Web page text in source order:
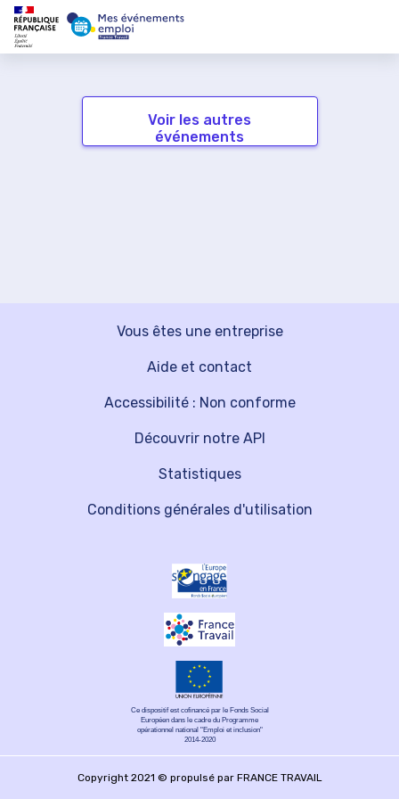
Voir les autres
événements
Vous êtes une entreprise
Découvrir notre API
Aide et contact
Statistiques
Accessibilité : Non conforme
Conditions générales d'utilisation
Ce dispositif est cofinancé par le Fonds Social
Européen dans le cadre du Programme
opérationnel national "Emploi et inclusion"
2014-2020
Copyright 2021 © propulsé par FRANCE TRAVAIL